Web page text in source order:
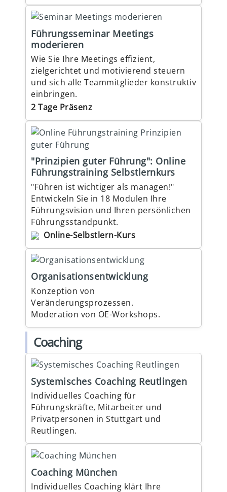
Führungsseminar Meetings
moderieren
Wie Sie Ihre Meetings effizient,
zielgerichtet und motivierend steuern
und sich alle Teammitglieder konstruktiv
einbringen.
2 Tage Präsenz
"Prinzipien guter Führung": Online
Führungstraining Selbstlernkurs
"Führen ist wichtiger als managen!"
Entwickeln Sie in 18 Modulen Ihre
Führungsvision und Ihren persönlichen
Führungsstandpunkt.
Online-Selbstlern-Kurs
Organisationsentwicklung
Konzeption von
Veränderungsprozessen.
Moderation von OE-Workshops.
Coaching
Systemisches Coaching Reutlingen
Individuelles Coaching für
Führungskräfte, Mitarbeiter und
Privatpersonen in Stuttgart und
Reutlingen.
Coaching München
Individuelles Coaching klärt Ihre